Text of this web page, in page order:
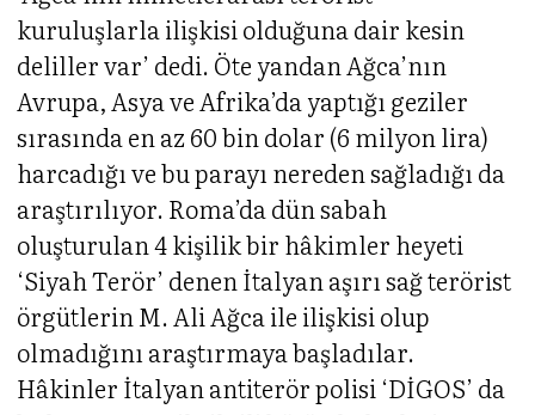
kuruluşlarla ilişkisi olduğuna dair kesin
deliller var’ dedi. Öte yandan Ağca’nın
Avrupa, Asya ve Afrika’da yaptığı geziler
sırasında en az 60 bin dolar (6 milyon lira)
harcadığı ve bu parayı nereden sağladığı da
araştırılıyor. Roma’da dün sabah
oluşturulan 4 kişilik bir hâkimler heyeti
‘Siyah Terör’ denen İtalyan aşırı sağ terörist
örgütlerin M. Ali Ağca ile ilişkisi olup
olmadığını araştırmaya başladılar.
Hâkinler İtalyan antiterör polisi ‘DİGOS’ da